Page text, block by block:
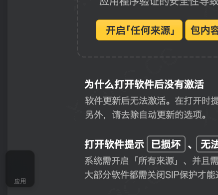
应用